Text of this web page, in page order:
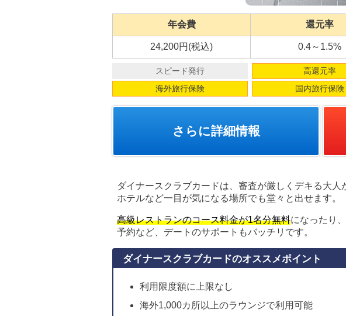
年会費 還元率
24,200円(税込) 0.4～1.5%
スピード発行 高還元率
海外旅行保険
国内旅行保険
さらに詳細情報
ダイナースクラブカードは、審査が厳しくデキる大
ホテルなど一目が気になる場所でも堂々と出せます。
高級レストランのコース料金が1名分無料になったり
予約など、デートのサポートもバッチリです。
ダイナースクラブカードのオススメポイント
利用限度額に上限なし
海外1,000カ所以上のラウンジで利用可能